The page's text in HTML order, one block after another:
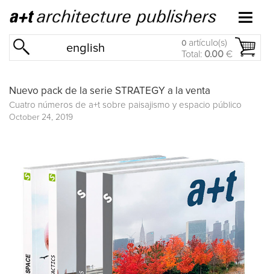
english 0 artículo(s)
Total: 0.00 €
Nuevo pack de la serie STRATEGY a la venta
Cuatro números de a+t sobre paisajismo y espacio público
October 24, 2019